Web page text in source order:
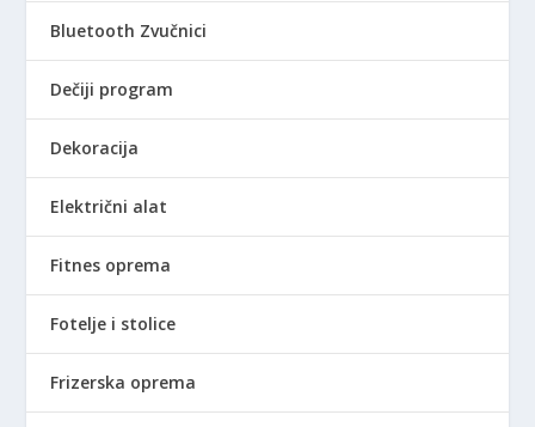
j
e
l
:
.
9
,
e
:
4
8
0
S
Bluetooth Zvučnici
Dečiji program
Dekoracija
Električni alat
Fitnes oprema
Fotelje i stolice
Frizerska oprema